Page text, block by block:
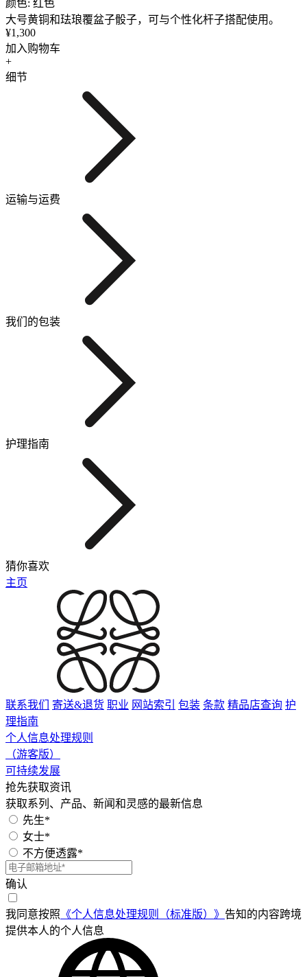
颜色: 红色
大号黄铜和珐琅覆盆子骰子，可与个性化杆子搭配使用。
¥1,300
加入购物车
+
细节
运输与运费
我们的包装
护理指南
猜你喜欢
主页
联系我们 寄送&退货 职业 网站索引 包装 条款 精品店查询 护
理指南
个人信息处理规则
（游客版）
可持续发展
抢先获取资讯
获取系列、产品、新闻和灵感的最新信息
先生*
女士*
不方便透露*
确认
我同意按照 《个人信息处理规则（标准版）》 告知的内容跨境
提供本人的个人信息